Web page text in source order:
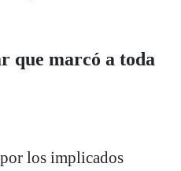
que marcó a toda
los implicados